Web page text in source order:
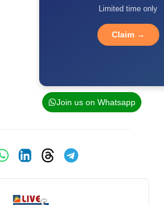
Limited time only
Claim →
Join us on Whatsapp